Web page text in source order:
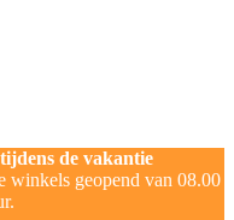
de vakantie
winkels geopend van 08.00